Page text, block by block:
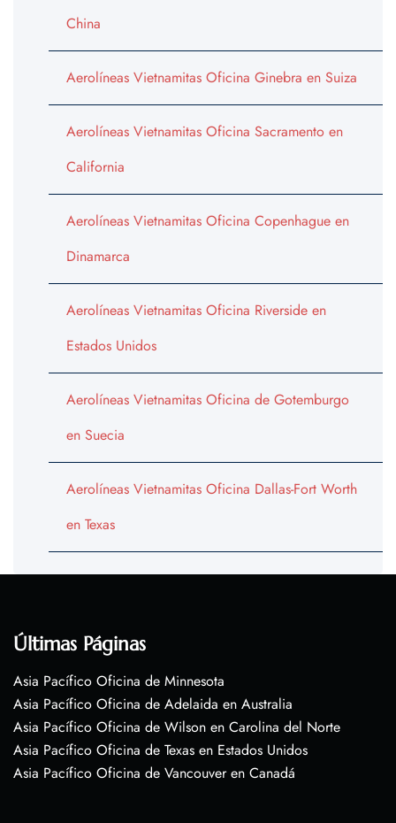
China
Aerolíneas Vietnamitas Oficina Ginebra en Suiza
Aerolíneas Vietnamitas Oficina Sacramento en
California
Aerolíneas Vietnamitas Oficina Copenhague en
Dinamarca
Aerolíneas Vietnamitas Oficina Riverside en
Estados Unidos
Aerolíneas Vietnamitas Oficina de Gotemburgo
en Suecia
Aerolíneas Vietnamitas Oficina Dallas-Fort Worth
en Texas
Últimas Páginas
Asia Pacífico Oficina de Minnesota
Asia Pacífico Oficina de Adelaida en Australia
Asia Pacífico Oficina de Wilson en Carolina del Norte
Asia Pacífico Oficina de Texas en Estados Unidos
Asia Pacífico Oficina de Vancouver en Canadá